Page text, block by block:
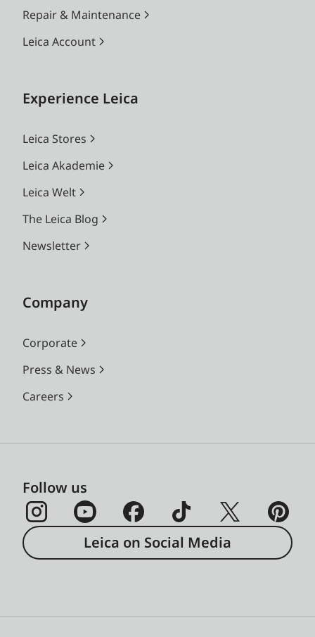
Repair & Maintenance
Leica Account
Experience Leica
Leica Stores
Leica Akademie
Leica Welt
The Leica Blog
Newsletter
Company
Corporate
Press & News
Careers
Follow us
Leica on Social Media